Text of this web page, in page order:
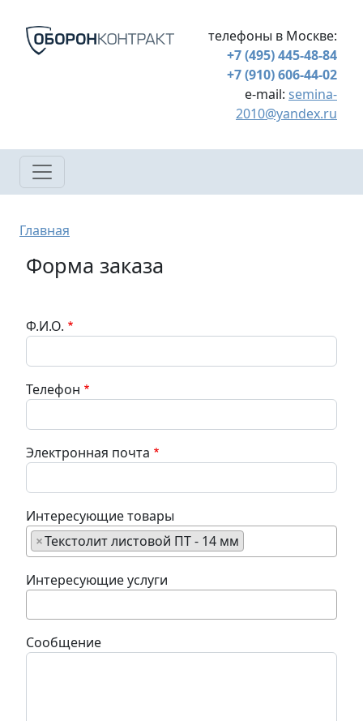
телефоны в Москве:
+7 (495) 445-48-84
+7 (910) 606-44-02
e-mail: semina-
2010@yandex.ru
Строка навигации
Главная
Форма заказа
Ф.И.О.
Телефон
Электронная почта
Интересующие товары
×Текстолит листовой ПТ - 14 мм
Интересующие услуги
Сообщение